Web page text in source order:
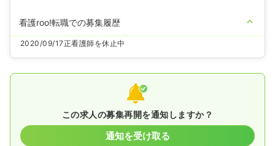
看護roo!転職での募集履歴
2020/09/17正看護師を休止中
この求人の募集再開を通知しますか？
通知を受け取る